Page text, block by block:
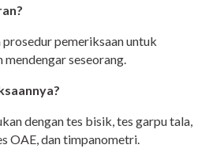
prosedur pemeriksaan untuk
seseorang.
dengan tes bisik, tes garpu tala,
OAE, dan timpanometri.